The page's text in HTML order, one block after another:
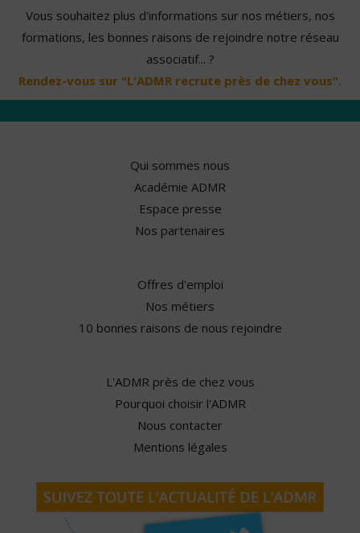
Vous souhaitez plus d'informations sur nos métiers, nos
formations, les bonnes raisons de rejoindre notre réseau
associatif... ?
Rendez-vous sur "L'ADMR recrute près de chez vous".
Qui sommes nous
Académie ADMR
Espace presse
Nos partenaires
Offres d'emploi
Nos métiers
10 bonnes raisons de nous rejoindre
L'ADMR près de chez vous
Pourquoi choisir l'ADMR
Nous contacter
Mentions légales